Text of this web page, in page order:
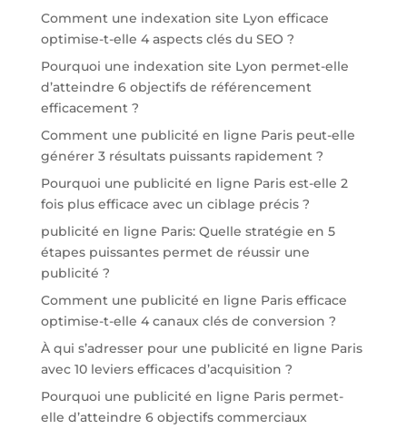
Comment une indexation site Lyon efficace
optimise-t-elle 4 aspects clés du SEO ?
Pourquoi une indexation site Lyon permet-elle
d’atteindre 6 objectifs de référencement
efficacement ?
Comment une publicité en ligne Paris peut-elle
générer 3 résultats puissants rapidement ?
Pourquoi une publicité en ligne Paris est-elle 2
fois plus efficace avec un ciblage précis ?
publicité en ligne Paris: Quelle stratégie en 5
étapes puissantes permet de réussir une
publicité ?
Comment une publicité en ligne Paris efficace
optimise-t-elle 4 canaux clés de conversion ?
À qui s’adresser pour une publicité en ligne Paris
avec 10 leviers efficaces d’acquisition ?
Pourquoi une publicité en ligne Paris permet-
elle d’atteindre 6 objectifs commerciaux